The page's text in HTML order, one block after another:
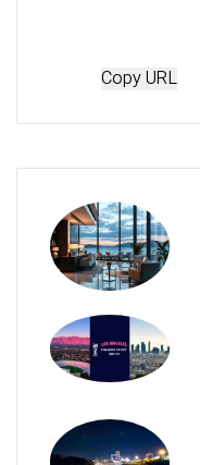
Copy URL